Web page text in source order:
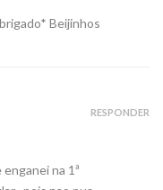
Beijinhos
na 1ª
RESPONDER